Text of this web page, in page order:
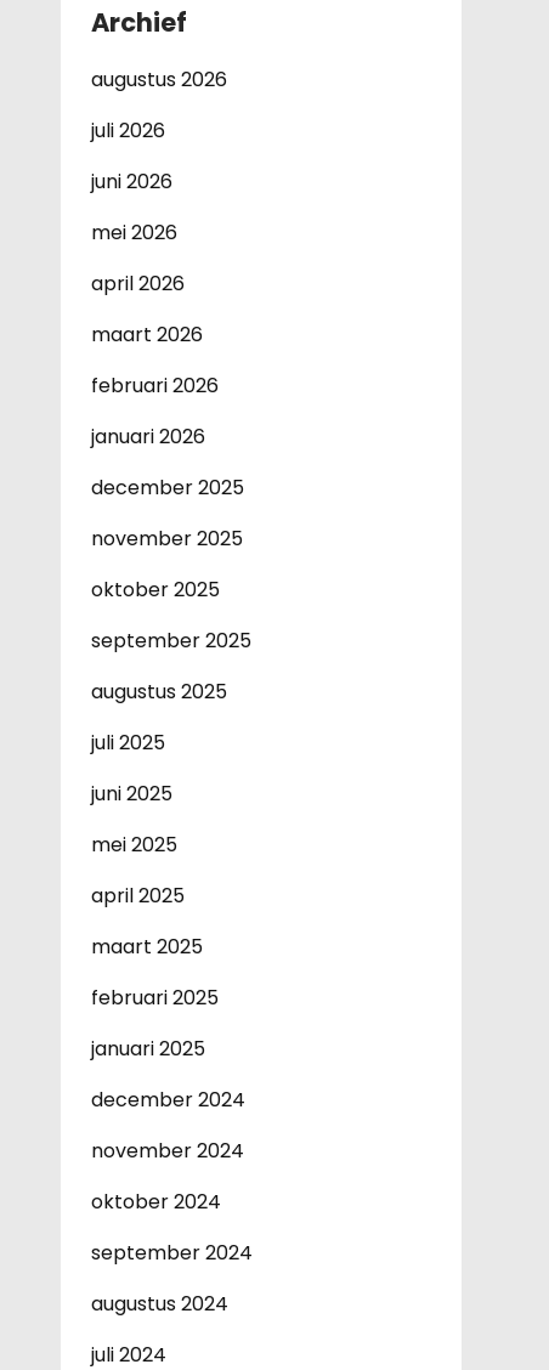
Archief
augustus 2026
juli 2026
juni 2026
mei 2026
april 2026
maart 2026
februari 2026
januari 2026
december 2025
november 2025
oktober 2025
september 2025
augustus 2025
juli 2025
juni 2025
mei 2025
april 2025
maart 2025
februari 2025
januari 2025
december 2024
november 2024
oktober 2024
september 2024
augustus 2024
juli 2024